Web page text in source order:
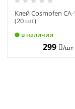
Клей Cosmofen СА-
(20 шт)
в наличии
299 /шт